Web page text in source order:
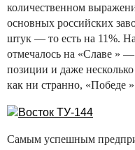
количественном
основных российских
штук — то есть на 11%.
отмечалось на «Славе » —
позиции и даже
как ни странно, «Победе
Самым успешным